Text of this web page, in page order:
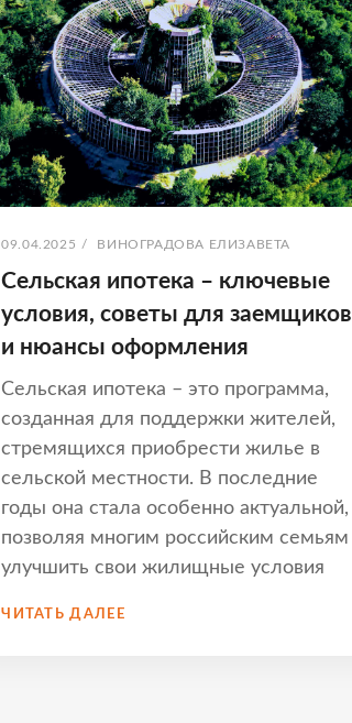
ОПУБЛИКОВАНО
09.04.2025 / АВТОР:
ВИНОГРАДОВА ЕЛИЗАВЕТА
Сельская ипотека – ключевые
условия, советы для заемщиков
и нюансы оформления
Сельская ипотека – это программа,
созданная для поддержки жителей,
стремящихся приобрести жилье в
сельской местности. В последние
годы она стала особенно актуальной,
позволяя многим российским семьям
улучшить свои жилищные условия
ЧИТАТЬ ДАЛЕЕСЕЛЬСКАЯ